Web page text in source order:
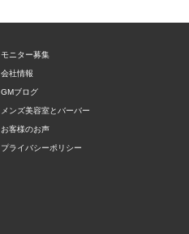
モニター募集
会社情報
GMブログ
メンズ美容室とバーバー
お客様のお声
プライバシーポリシー